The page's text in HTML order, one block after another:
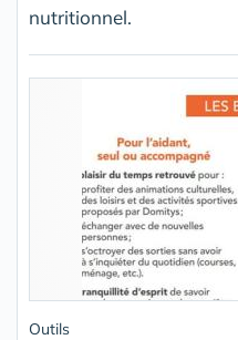
nutritionnel.
Outils